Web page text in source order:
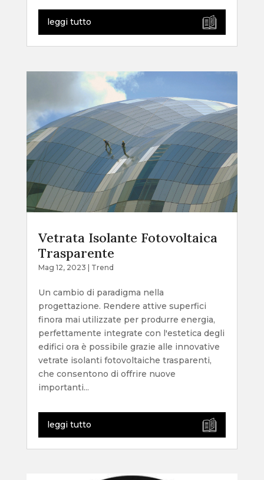
leggi tutto
Vetrata Isolante Fotovoltaica
Trasparente
Mag 12, 2023 | Trend
Un cambio di paradigma nella
progettazione. Rendere attive superfici
finora mai utilizzate per produrre energia,
perfettamente integrate con l'estetica degli
edifici ora è possibile grazie alle innovative
vetrate isolanti fotovoltaiche trasparenti,
che consentono di offrire nuove
importanti...
leggi tutto